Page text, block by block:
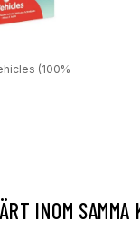
(100%
INOM SAMMA